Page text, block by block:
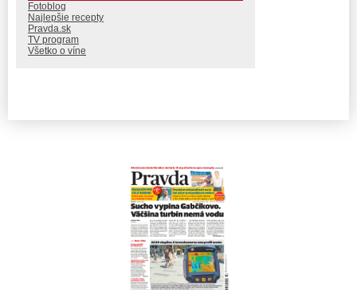
Fotoblog
Najlepšie recepty
Pravda.sk
TV program
Všetko o víne